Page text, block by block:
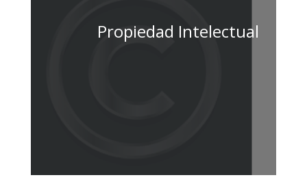
Propiedad Intelectual